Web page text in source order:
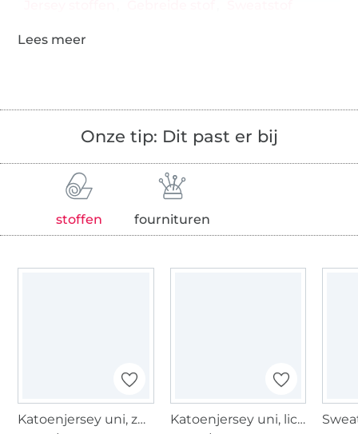
Onze tip: Dit past er bij
stoffen fournituren
Katoenjersey uni, zwart Katoenjersey uni, lichtturquoise